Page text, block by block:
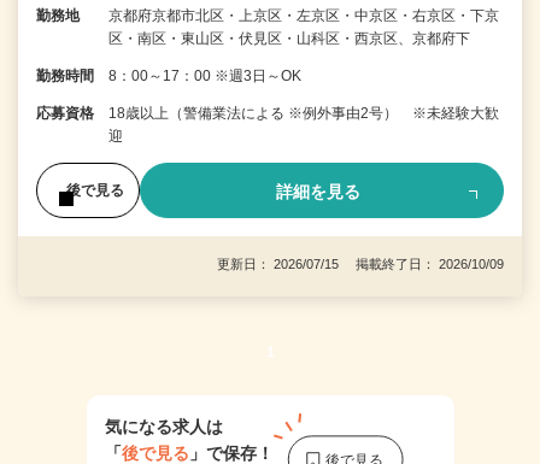
勤務地
京都府京都市北区・上京区・左京区・中京区・右京区・下京
区・南区・東山区・伏見区・山科区・西京区、京都府下
勤務時間 8：00～17：00 ※週3日～OK
応募資格
18歳以上（警備業法による ※例外事由2号） ※未経験大歓
迎
後で見る 詳細を見る
更新日： 2026/07/15 掲載終了日： 2026/10/09
1
気になる求人は
「後で見る 」で保存！